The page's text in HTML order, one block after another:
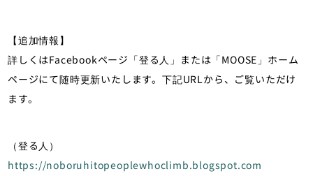
【追加情報】
詳しくはFacebookページ「登る人」または「MOOSE」ホーム
ページにて随時更新いたします。下記URLから、ご覧いただけ
ます。
（登る人）
https://noboruhitopeoplewhoclimb.blogspot.com